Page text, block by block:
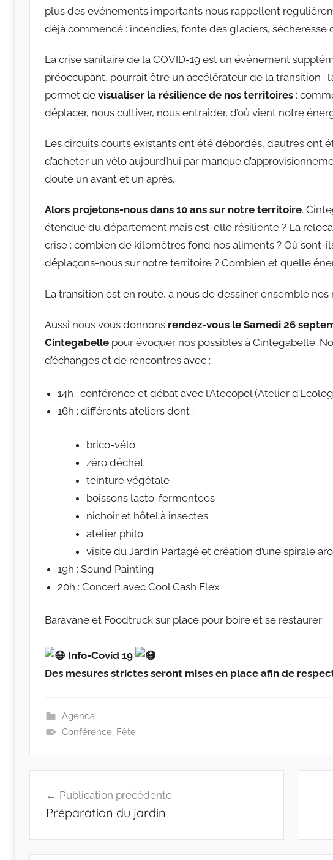
plus des événements importants nous rappellent
déjà commencé : incendies, fonte des glaciers,
La crise sanitaire de la COVID-19 est un événement
préoccupant, pourrait être un accélérateur de la transition :
permet de visualiser la résilience de nos territoires :
déplacer, nous cultiver, nous entraider, d’où vient notre
Les circuits courts existants ont été débordés, d’autres ont
d’acheter un vélo aujourd’hui par manque
doute un avant et un après.
Alors projetons-nous dans 10 ans sur notre territoire.
étendue du département mais est-elle résiliente ? La
crise : combien de kilomètres fond nos aliments ? Où sont-
déplaçons-nous sur notre territoire ? Combien et quelle
La transition est en route, à nous de dessiner ensemble nos
Aussi nous vous donnons rendez-vous le Samedi 26
Cintegabelle pour évoquer nos possibles à Cintegabelle.
d’échanges et de rencontres avec :
14h : conférence et débat avec l’Atecopol (Atelier
16h : différents ateliers dont :
brico-vélo
zéro déchet
teinture végétale
boissons lacto-fermentées
nichoir et hôtel à insectes
atelier philo
visite du Jardin Partagé et création d’une spirale
19h : Sound Painting
20h : Concert avec Cool Cash Flex
Baravane et Foodtruck sur place pour boire et se restaurer
Info-Covid 19
Des mesures strictes seront mises en place afin de
Agenda
Conférence, Fête
de
l’article
Publication précédente
Préparation du jardin